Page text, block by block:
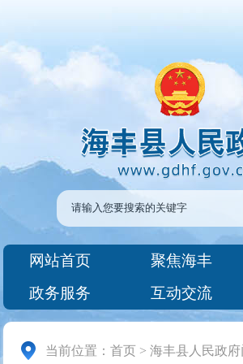
网站首页 聚焦海丰
政务服务
互动交流
当前位置：首页 >海丰县人民政